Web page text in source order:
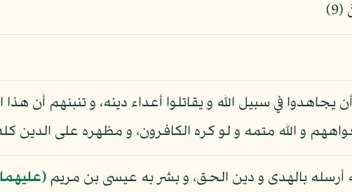
في سبيل الله و يقاتلوا أعداء دينه، و تنبئهم أن
و الله متمه و لو كره الكافرون، و مظهره على الدين
أرسله بالهدى و دين الحق، و بشر به عيسى بن مريم